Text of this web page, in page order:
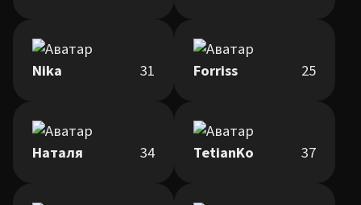
Nika 31 Forriss 25
Наталя 34 TetianKo 37